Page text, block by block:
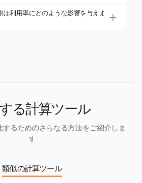
。
使い方に関する詳細なレポートを
率を最適化し、非効率を特定
は利用率にどのような影響を与えま
る計算ツール
るためのさらなる方法をご紹介しま
す
類似の計算ツール